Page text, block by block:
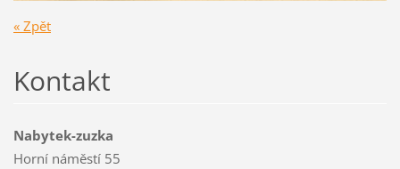
« Zpět
Kontakt
Nabytek-zuzka
Horní náměstí 55